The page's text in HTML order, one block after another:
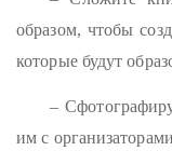
образом, чтобы
которые будут
–
им с